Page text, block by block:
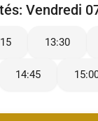
Vendredi
13:30
14:45